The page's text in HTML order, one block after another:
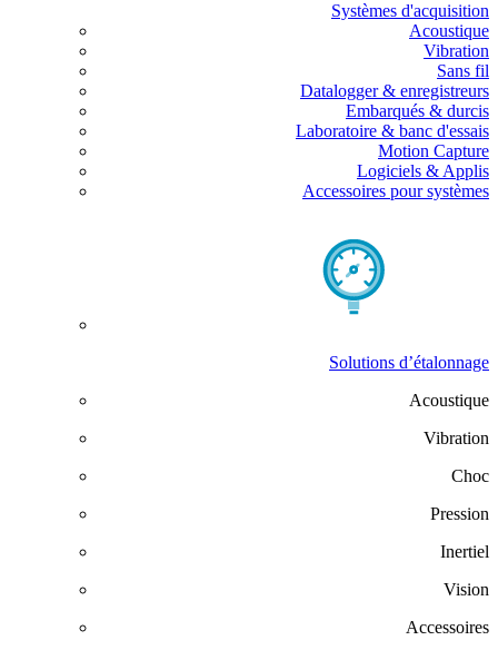
Systèmes d'acquisition
Acoustique
Vibration
Sans fil
Datalogger & enregistreurs
Embarqués & durcis
Laboratoire & banc d'essais
Motion Capture
Logiciels & Applis
Accessoires pour systèmes
Solutions d’étalonnage
Acoustique
Vibration
Choc
Pression
Inertiel
Vision
Accessoires